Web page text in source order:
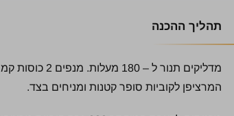
תהליך ההכנה
המרציפן לקוביות סופר קטנות ומניחים בצד.